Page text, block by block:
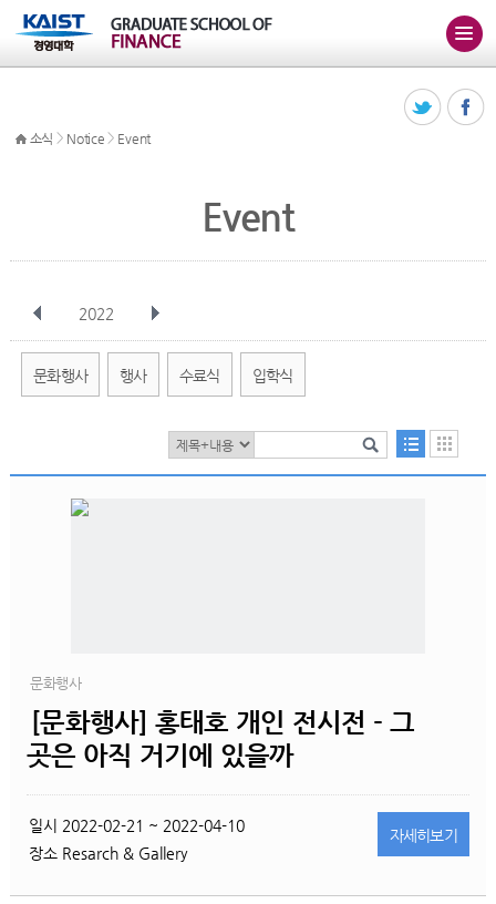
소식 > Notice > Event
Event
2022
전체 1월 2월 4월 5월 6월
문화행사 행사 수료식 입학식
문화행사
[문화행사] 홍태호 개인 전시전 - 그
곳은 아직 거기에 있을까
일시 2022-02-21 ~ 2022-04-10
장소 Resarch & Gallery
자세히보기